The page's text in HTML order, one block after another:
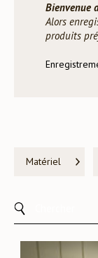
Bienvenue
Alors
produits
Matériel